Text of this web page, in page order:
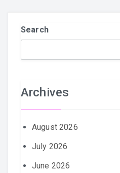
Search
Archives
August 2026
July 2026
June 2026